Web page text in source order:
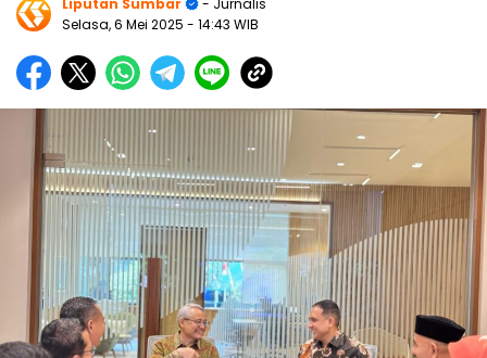
Liputan Sumbar
- Jurnalis
Selasa, 6 Mei 2025 - 14:43 WIB